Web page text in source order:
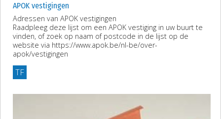
APOK vestigingen
Adressen van APOK vestigingen
Raadpleeg deze lijst om een APOK vestiging in uw buurt te
vinden, of zoek op naam of postcode in de lijst op de
website via https://www.apok.be/nl-be/over-
apok/vestigingen
TF